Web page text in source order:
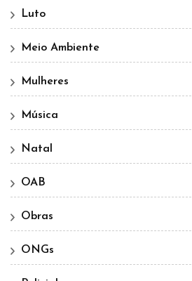
Luto
Meio Ambiente
Mulheres
Música
Natal
OAB
Obras
ONGs